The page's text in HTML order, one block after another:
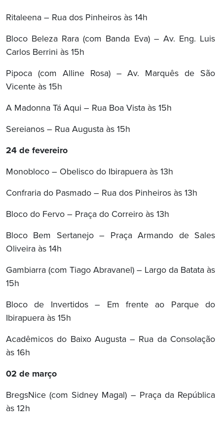
Ritaleena – Rua dos Pinheiros às 14h
Bloco Beleza Rara (com Banda Eva) – Av. Eng. Luis
Carlos Berrini às 15h
Pipoca (com Alline Rosa) – Av. Marquês de São
Vicente às 15h
A Madonna Tá Aqui – Rua Boa Vista às 15h
Sereianos – Rua Augusta às 15h
24 de fevereiro
Monobloco – Obelisco do Ibirapuera às 13h
Confraria do Pasmado – Rua dos Pinheiros às 13h
Bloco do Fervo – Praça do Correiro às 13h
Bloco Bem Sertanejo – Praça Armando de Sales
Oliveira às 14h
Gambiarra (com Tiago Abravanel) – Largo da Batata às
15h
Bloco de Invertidos – Em frente ao Parque do
Ibirapuera às 15h
Acadêmicos do Baixo Augusta – Rua da Consolação
às 16h
02 de março
BregsNice (com Sidney Magal) – Praça da República
às 12h